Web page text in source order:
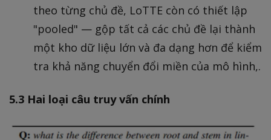
theo từng chủ đề, LoTTE còn có thiết lập
"pooled" — gộp tất cả các chủ đề lại thành
một kho dữ liệu lớn và đa dạng hơn để kiểm
tra khả năng chuyển đổi miền của mô hình,.
5.3 Hai loại câu truy vấn chính